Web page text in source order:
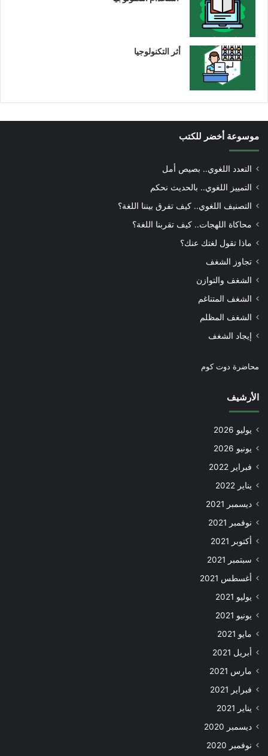
أثر التكنولوجيا
موسوعة أخضر للكتب
التعدد اللغوي.. بصيص أمل
التمييز اللغوي.. بالحديث نحكم
التصنيف اللغوي.. كيف تفرق بيننا اللغة؟
محاكاة اللهجات.. كيف تقربنا اللغة؟
ماذا تقول لغتك عنك؟
تجاوز الشغف
الشغف والتوازن
الشغف المتناغم
الشغف المظلم
إيجاد الشغف
محاضرة دوت كوم
الأرشيف
يوليو 2026
يونيو 2026
فبراير 2022
يناير 2022
ديسمبر 2021
نوفمبر 2021
أكتوبر 2021
سبتمبر 2021
أغسطس 2021
يوليو 2021
يونيو 2021
مايو 2021
أبريل 2021
مارس 2021
فبراير 2021
يناير 2021
ديسمبر 2020
نوفمبر 2020